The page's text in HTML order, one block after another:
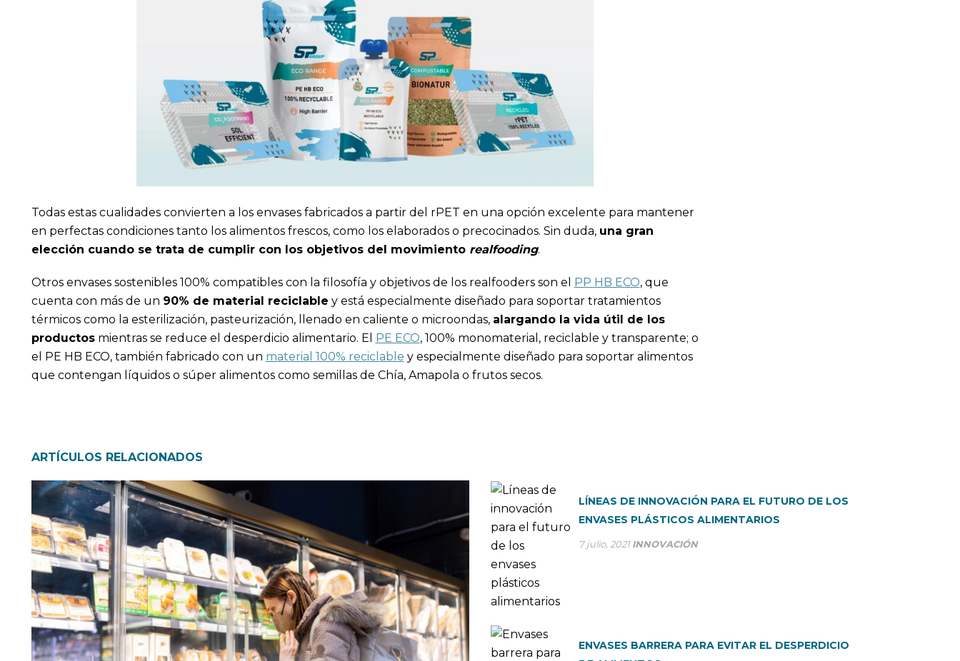
Todas estas cualidades convierten a los envases fabricados a partir del rPET en una opción excelente para mantener
en perfectas condiciones tanto los alimentos frescos, como los elaborados o precocinados. Sin duda, una gran
elección cuando se trata de cumplir con los objetivos del movimientorealfooding.
Otros envases sostenibles 100% compatibles con la filosofía y objetivos de los realfooders son el PP HB ECO, que
cuenta con más de un 90% de material reciclable y está especialmente diseñado para soportar tratamientos
térmicos como la esterilización, pasteurización, llenado en caliente o microondas, alargando la vida útil de los
productosmientras se reduce el desperdicio alimentario. El PE ECO, 100% monomaterial, reciclable y transparente; o
el PE HB ECO, también fabricado con un material 100% reciclable y especialmente diseñado para soportar alimentos
que contengan líquidos o súper alimentos como semillas de Chía, Amapola o frutos secos.
ARTÍCULOS RELACIONADOS
LÍNEAS DE INNOVACIÓN PARA EL FUTURO DE LOS
ENVASES PLÁSTICOS ALIMENTARIOS
7 julio, 2021 INNOVACIÓN
ENVASES BARRERA PARA EVITAR EL DESPERDICIO